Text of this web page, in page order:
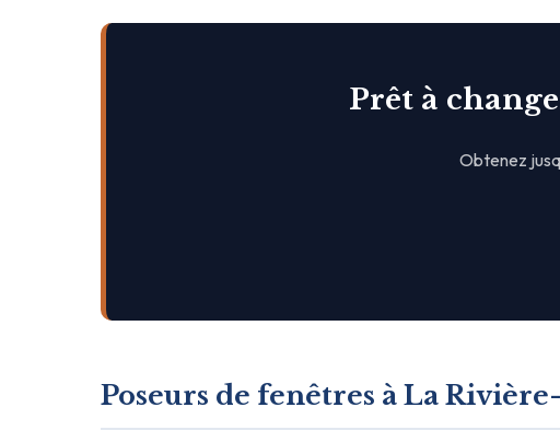
Prêt à
Obtenez
Poseurs de fenêtres à La